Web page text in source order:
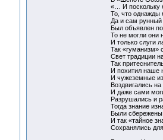
«… И поскольку
То, что однажды
Да и сам рунный
Был объявлен
То не могли они
И только слуги
Так «гуманизм»
Свет традиции
Так
И похитил наше
И чужеземные
Воздвигались
И даже сами
Разрушались и
Тогда знание
Были сбережены
И так «тайное
Сохранялись